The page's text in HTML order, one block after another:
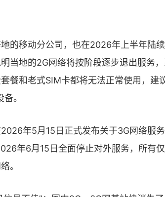
的移动分公司，也在2026年上半年陆
当地的2G网络将按阶段逐步退出服务
餐和老式SIM卡都将无法正常使用，建
。
年5月15日正式发布关于3G网络服
年6月15日全面停止对外服务，所有
。